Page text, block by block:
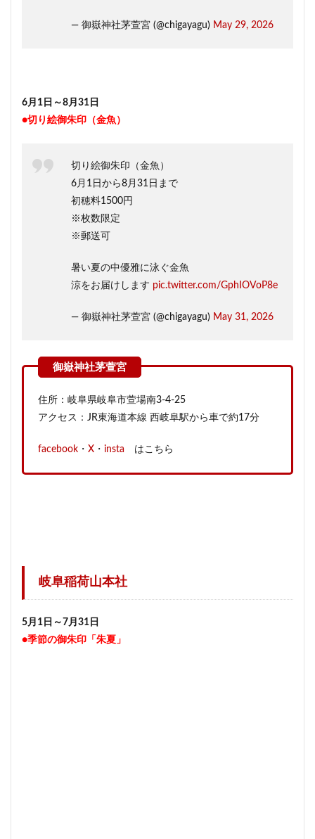
— 御嶽神社茅萱宮 (@chigayagu) May 29, 2026
6月1日～8月31日
●切り絵御朱印（金魚）
切り絵御朱印（金魚）
6月1日から8月31日まで
初穂料1500円
※枚数限定
※郵送可
暑い夏の中優雅に泳ぐ金魚
涼をお届けします pic.twitter.com/GphIOVoP8e
— 御嶽神社茅萱宮 (@chigayagu) May 31, 2026
住所：岐阜県岐阜市萱場南3-4-25
アクセス：JR東海道本線 西岐阜駅から車で約17分
facebook ・ X ・ insta はこちら
岐阜稲荷山本社
5月1日～7月31日
●季節の御朱印「朱夏」